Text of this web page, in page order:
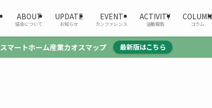
ABOUT
協会について
UPDATE
お知らせ
EVENT
カンファレンス
ACTIVITY
活動報告
COLUMN
コラム
スマートホーム産業カオスマップ 最新版はこちら